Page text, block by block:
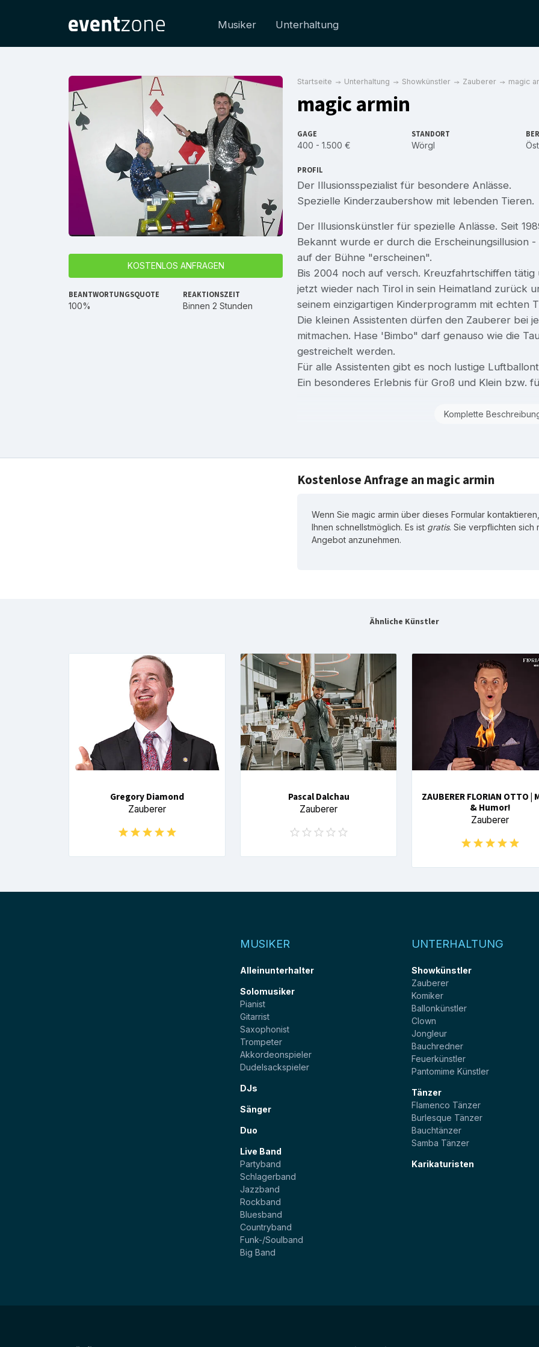
Musiker Unterhaltung
KOSTENLOS ANFRAGEN
BEANTWORTUNGSQUOTE
100%
REAKTIONSZEIT
Binnen 2 Stunden
Startseite Unterhaltung Showkünstler Zauberer magic
magic armin
GAGE
400 - 1.500 €
STANDORT
Wörgl
PROFIL
Der Illusionsspezialist für besondere Anlässe.
Spezielle Kinderzaubershow mit lebenden Tieren.
Der Illusionskünstler für spezielle Anlässe. Seit
Bekannt wurde er durch die Erscheinungsillusion
auf der Bühne "erscheinen".
Bis 2004 noch auf versch. Kreuzfahrtschiffen
jetzt wieder nach Tirol in sein Heimatland zurück
seinem einzigartigen Kinderprogramm mit echten
Die kleinen Assistenten dürfen den Zauberer bei
mitmachen. Hase 'Bimbo" darf genauso wie die
gestreichelt werden.
Für alle Assistenten gibt es noch lustige
Ein besonderes Erlebnis für Groß und Klein bzw.
Komplette
Kostenlose Anfrage an magic armin
Wenn Sie magic armin über dieses Formular
Ihnen schnellstmöglich. Es ist gratis. Sie verpflichten sich
Angebot anzunehmen.
Ähnliche Künstler
Gregory Diamond
Zauberer
Pascal Dalchau
Zauberer
ZAUBERER FLORIAN OTTO |
& Humor!
Zauberer
MUSIKER
Alleinunterhalter
Solomusiker
Pianist
Gitarrist
Saxophonist
Trompeter
Akkordeonspieler
Dudelsackspieler
DJs
Sänger
Duo
Live Band
Partyband
Schlagerband
Jazzband
Rockband
Bluesband
Countryband
Funk-/Soulband
Big Band
UNTERHALTUNG
Showkünstler
Zauberer
Komiker
Ballonkünstler
Clown
Jongleur
Bauchredner
Feuerkünstler
Pantomime Künstler
Tänzer
Flamenco Tänzer
Burlesque Tänzer
Bauchtänzer
Samba Tänzer
Karikaturisten